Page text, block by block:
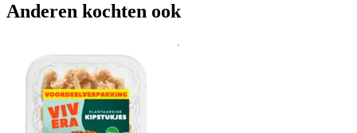
Anderen kochten ook